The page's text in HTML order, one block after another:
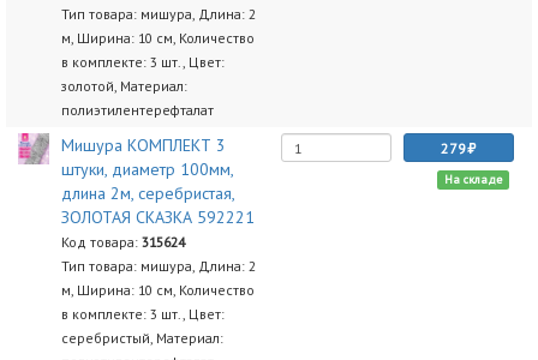
Тип товара: мишура, Длина: 2
м, Ширина: 10 см, Количество
в комплекте: 3 шт., Цвет:
золотой, Материал:
полиэтилентерефталат
Мишура КОМПЛЕКТ 3
штуки, диаметр 100мм,
длина 2м, серебристая,
ЗОЛОТАЯ СКАЗКА 592221
Код товара: 315624
Тип товара: мишура, Длина: 2
м, Ширина: 10 см, Количество
в комплекте: 3 шт., Цвет:
серебристый, Материал:
279
На складе